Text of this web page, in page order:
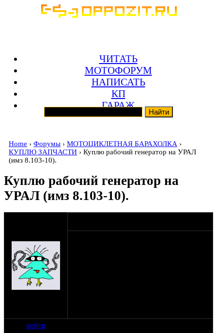
ЧИТАТЬ
МОТОФОРУМ
НАПИСАТЬ
КП
ГАРАЖ
Home › Форумы › МОТОЦИКЛЕТНАЯ БАРАХОЛКА ›
КУПЛЮ ЗАПЧАСТИ › Куплю рабочий генератор на УРАЛ
(имз 8.103-10).
Куплю рабочий генератор на
УРАЛ (имз 8.103-10).
войти